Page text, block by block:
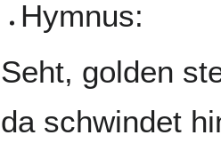
Hymnus:
Seht, golden
da schwindet